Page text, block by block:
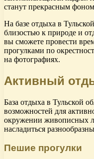
станут прекрасным
На базе отдыха в
близостью к природе и
вы сможете провести
прогулками по
на фотографиях.
Активный
База отдыха в Тульской
возможностей для
окружении живописных
насладиться
Пешие прогулки